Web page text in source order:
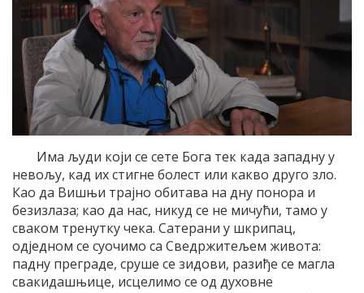
Има људи који се сете Бога тек када западну у
невољу, кад их стигне болест или какво друго зло.
Као да Вишњи трајно обитава на дну понора и
безизлаза; као да нас, никуд се не мичући, тамо у
сваком тренутку чека. Сатерани у шкрипац,
одједном се суочимо са Сведржитељем живота:
падну преграде, сруше се зидови, разиђе се магла
свакидашњице, исцелимо се од духовне